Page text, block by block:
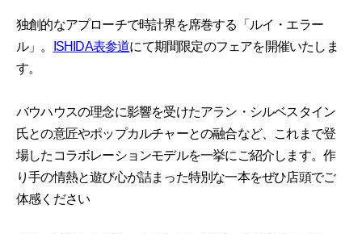
独創的なアプローチで時計界を席巻する「ルイ・エラー
ル」。
ISHIDA表参道にて期間限定のフェアを開催いたしま
す。
バウハウスの理念に影響を受けたアラン・シルベスタイン
氏との意匠やポップカルチャーとの融合など、これまで登
場したコラボレーションモデルを一挙にご紹介します。作
り手の情熱と遊び心が詰まった特別な一本をぜひ店頭でご
体感ください